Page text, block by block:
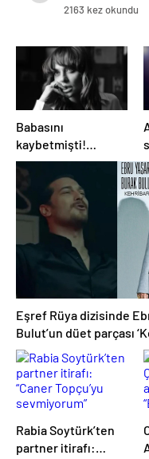
2163 kez okundu
Babasını
kaybetmişti!
Oyuncu Didem
Balçın’dan duygusal
paylaşım
Eşref Rüya dizisinde
Bulut’un düet parçası
Rabia Soytürk’ten
partner itirafı: